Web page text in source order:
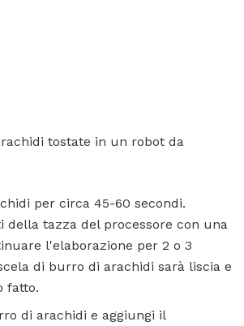
tostate in un robot da
per circa 45-60 secondi.
della tazza del processore con una
l'elaborazione per 2 o 3
di burro di arachidi sarà liscia e
fatto.
di arachidi e aggiungi il